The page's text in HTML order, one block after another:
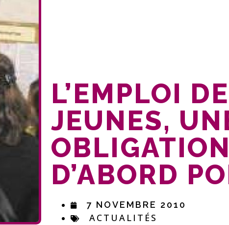
L’EMPLOI
JEUNES,
OBLIGATION
D’ABORD
7 NOVEMBRE 2010
ACTUALITÉS